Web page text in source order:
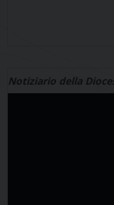
Notiziario della